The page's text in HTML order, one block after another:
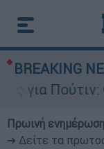
BREAKING
Πούτιν:
Πρωινή
➔ Δείτε τα